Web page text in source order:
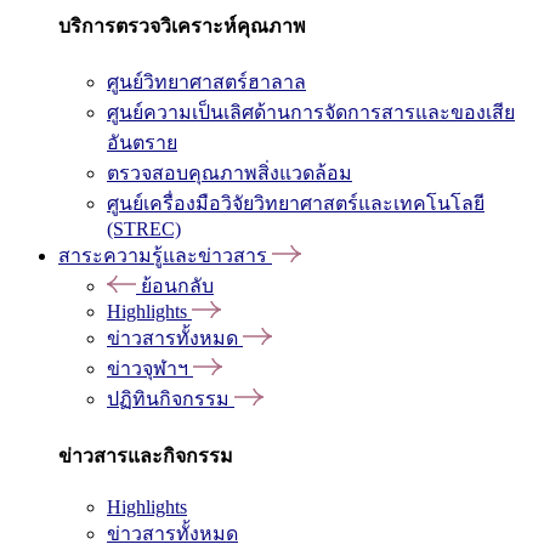
บริการตรวจวิเคราะห์คุณภาพ
ศูนย์วิทยาศาสตร์ฮาลาล
ศูนย์ความเป็นเลิศด้านการจัดการสารและของเสีย
อันตราย
ตรวจสอบคุณภาพสิ่งแวดล้อม
ศูนย์เครื่องมือวิจัยวิทยาศาสตร์และเทคโนโลยี
(STREC)
สาระความรู้และข่าวสาร
ย้อนกลับ
Highlights
ข่าวสารทั้งหมด
ข่าวจุฬาฯ
ปฏิทินกิจกรรม
ข่าวสารและกิจกรรม
Highlights
ข่าวสารทั้งหมด